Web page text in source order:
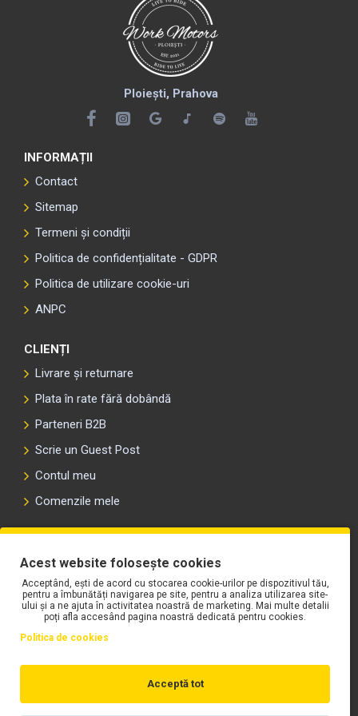
Ploiești, Prahova
INFORMAȚII
Contact
Sitemap
Termeni și condiții
Politica de confidențialitate - GDPR
Politica de utilizare cookie-uri
ANPC
CLIENȚI
Livrare și returnare
Plata în rate fără dobândă
Parteneri B2B
Scrie un Guest Post
Contul meu
Comenzile mele
Acest website folosește cookies
Acceptând, ești de acord cu stocarea cookie-urilor pe dispozitivul tău,
pentru a îmbunătăți navigarea pe site, pentru a analiza utilizarea site-
ului și a ne ajuta în activitatea noastră de marketing. Mai multe detalii
poți afla accesând pagina noastră dedicată pentru cookies.
Politica de cookies
Acceptă tot